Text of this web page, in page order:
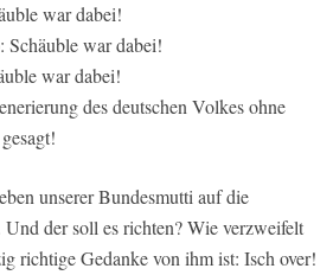
war dabei!
war dabei!
war dabei!
des deutschen Volkes ohne
unserer Bundesmutti auf die
der soll es richten? Wie verzweifelt
richtige Gedanke von ihm ist: Isch over!